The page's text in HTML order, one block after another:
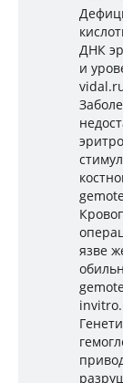
ДНК
и
язве